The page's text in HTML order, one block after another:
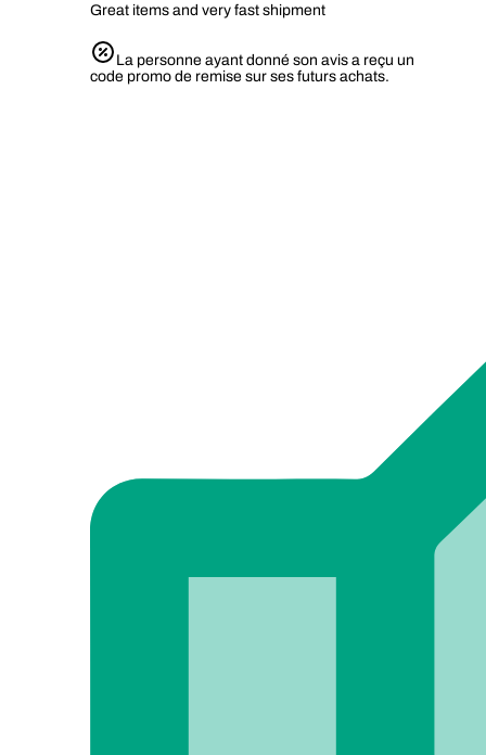
Great items and very fast shipment
La personne ayant donné son avis a reçu un
code promo de remise sur ses futurs achats.